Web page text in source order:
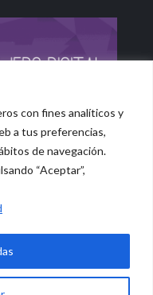
con fines analíticos y
a tus preferencias,
de navegación.
“Aceptar”,
Reserved
privacidad
monetaria